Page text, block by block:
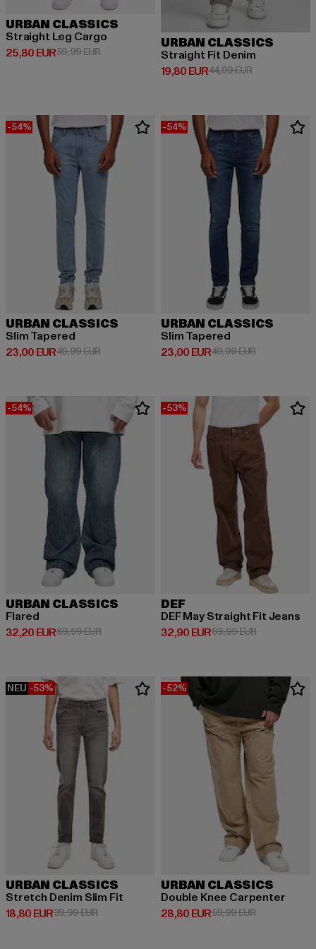
URBAN CLASSICS
Straight Leg Cargo
25,80 EUR
Derzeitiger Preis: 25,80 EUR
59,99 EURAktionspreis: 59,99 EUR
URBAN CLASSICS
Straight Fit Denim
19,80 EUR
Derzeitiger Preis: 19,80 EUR
44,99 EURAktionspreis:
-54%
URBAN CLASSICS
Slim Tapered
23,00 EUR
Derzeitiger Preis: 23,00 EUR
49,99 EURAktionspreis: 49,99 EUR
-54%
URBAN CLASSICS
Slim Tapered
23,00 EUR
Derzeitiger Preis: 23,00 EUR
49,99 EURAktionspreis:
-54%
URBAN CLASSICS
Flared
32,20 EUR
Derzeitiger Preis: 32,20 EUR
69,99 EURAktionspreis: 69,99 EUR
-53%
DEF
DEF May Straight Fit Jeans
32,90 EUR
Derzeitiger Preis: 32,90 EUR
69,99 EURAktionspreis:
NEU -53%
URBAN CLASSICS
Stretch Denim Slim Fit
18,80 EUR
Derzeitiger Preis: 18,80 EUR
39,99 EURAktionspreis: 39,99 EUR
-52%
URBAN CLASSICS
Double Knee Carpenter
28,80 EUR
Derzeitiger Preis: 28,80 EUR
59,99 EURAktionspreis: